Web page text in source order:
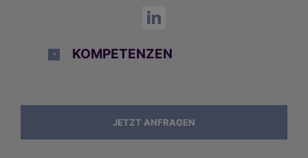
KOMPETENZEN
JETZT ANFRAGEN